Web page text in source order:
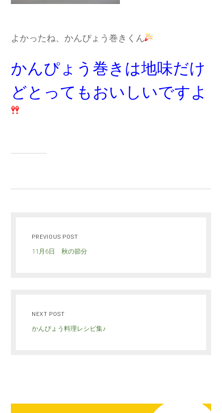
よかったね、かんぴょう巻きくん
かんぴょう巻きは地味だけ
どとってもおいしいですよ
PREVIOUS POST
11月6日 秋の節分
NEXT POST
かんぴょう料理レシピ集♪